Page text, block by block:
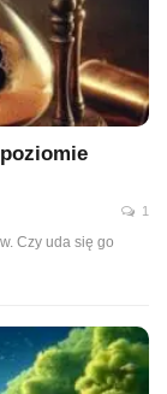
1
Czy uda się go